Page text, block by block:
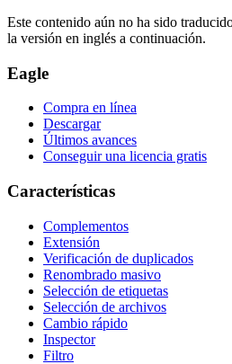
Este contenido aún no ha sido
la versión en inglés a continuación.
Eagle
Compra en línea
Descargar
Últimos avances
Conseguir una licencia gratis
Características
Complementos
Extensión
Verificación de duplicados
Renombrado masivo
Selección de etiquetas
Selección de archivos
Cambio rápido
Inspector
Filtro